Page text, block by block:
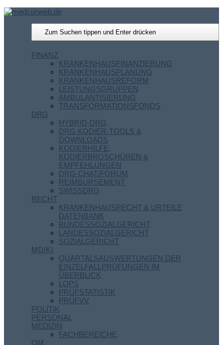
FINANZ
KRANKENHAUSFINANZIERUNG
KRANKENHAUSPLANUNG
KRANKENHAUSREFORM
LEISTUNGSGRUPPEN
AMBULANTISIERUNG
TRANSFORMATIONSFONDS
DRG
HYBRID-DRG
DRG KODIER-TOOLS &
DOWNLOADS
KODIERHILFE,
KODIERBROSCHÜREN &
EMPFEHLUNGEN
DRG-CHAT/FORUM
REIMBURSEMENT
SWISSDRG
RECHT
KRANKENHAUSRECHT & URTEILE
DATENBANK
BUNDESSOZIALGERICHT
LANDESSOZIALGERICHT
SOZIALGERICHT
MD(K)
QUARTALSAUSWERTUNGEN DER
EINZELFALLPRÜFUNGEN IM
ÜBERBLICK
LOPS
PRÜFSTATISTIK
PRÜFVV
POLITIK
PERSONAL
MEDIZIN
FACHBEREICHE
QM